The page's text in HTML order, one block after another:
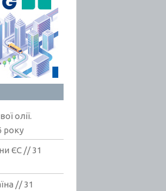
олії.
року
ЄС // 31
// 31